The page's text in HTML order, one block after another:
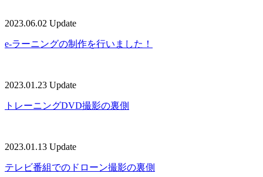
2023.06.02 Update
e-ラーニングの制作を行いました！
2023.01.23 Update
トレーニングDVD撮影の裏側
2023.01.13 Update
テレビ番組でのドローン撮影の裏側